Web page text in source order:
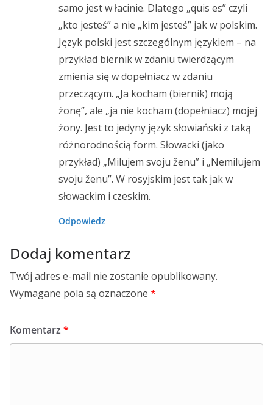
samo jest w łacinie. Dlatego „quis es” czyli
„kto jesteś” a nie „kim jesteś” jak w polskim.
Język polski jest szczególnym językiem – na
przykład biernik w zdaniu twierdzącym
zmienia się w dopełniacz w zdaniu
przeczącym. „Ja kocham (biernik) moją
żonę”, ale „ja nie kocham (dopełniacz) mojej
żony. Jest to jedyny język słowiański z taką
różnorodnością form. Słowacki (jako
przykład) „Milujem svoju ženu” i „Nemilujem
svoju ženu”. W rosyjskim jest tak jak w
słowackim i czeskim.
Odpowiedz
Dodaj komentarz
Twój adres e-mail nie zostanie opublikowany.
Wymagane pola są oznaczone *
Komentarz *